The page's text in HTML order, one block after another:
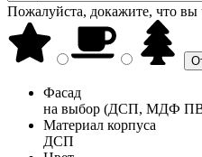
Пожалуйста, докажите, что вы
Фасад
на выбор (ДСП, МДФ
Материал корпуса
ДСП